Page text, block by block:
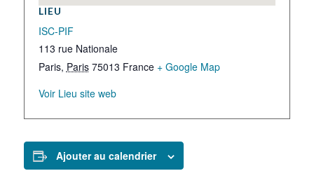
LIEU
ISC-PIF
113 rue Nationale
Paris, Paris 75013 France + Google Map
Voir Lieu site web
Ajouter au calendrier